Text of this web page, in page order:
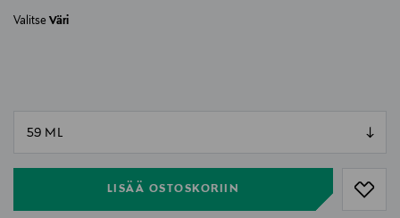
Valitse Väri
LISÄÄ OSTOSKORIIN